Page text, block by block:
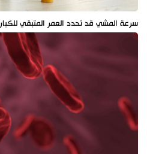
سرعة المشي قد تحدد العمر المتبقي للكبار